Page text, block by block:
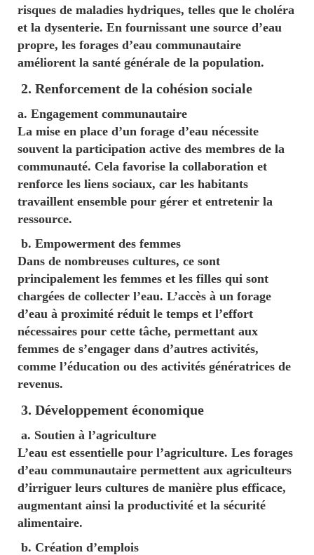
risques de maladies hydriques, telles que le choléra
et la dysenterie. En fournissant une source d’eau
propre, les forages d’eau communautaire
améliorent la santé générale de la population.
2. Renforcement de la cohésion sociale
a. Engagement communautaire
La mise en place d’un forage d’eau nécessite
souvent la participation active des membres de la
communauté. Cela favorise la collaboration et
renforce les liens sociaux, car les habitants
travaillent ensemble pour gérer et entretenir la
ressource.
b. Empowerment des femmes
Dans de nombreuses cultures, ce sont
principalement les femmes et les filles qui sont
chargées de collecter l’eau. L’accès à un forage
d’eau à proximité réduit le temps et l’effort
nécessaires pour cette tâche, permettant aux
femmes de s’engager dans d’autres activités,
comme l’éducation ou des activités génératrices de
revenus.
3. Développement économique
a. Soutien à l’agriculture
L’eau est essentielle pour l’agriculture. Les forages
d’eau communautaire permettent aux agriculteurs
d’irriguer leurs cultures de manière plus efficace,
augmentant ainsi la productivité et la sécurité
alimentaire.
b. Création d’emplois